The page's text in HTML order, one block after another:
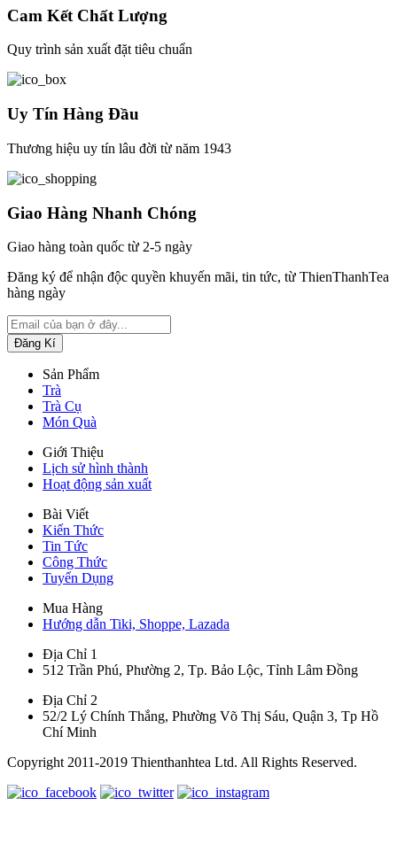
Cam Kết Chất Lượng
Quy trình sản xuất đặt tiêu chuẩn
Uy Tín Hàng Đầu
Thương hiệu uy tín lâu đời từ năm 1943
Giao Hàng Nhanh Chóng
Giao hàng toàn quốc từ 2-5 ngày
Đăng ký để nhận độc quyền khuyến mãi, tin tức, từ ThienThanhTea
hàng ngày
Sản Phẩm
Trà
Trà Cụ
Món Quà
Giới Thiệu
Lịch sử hình thành
Hoạt động sản xuất
Bài Viết
Kiến Thức
Tin Tức
Công Thức
Tuyển Dụng
Mua Hàng
Hướng dẫn Tiki, Shoppe, Lazada
Địa Chỉ 1
512 Trần Phú, Phường 2, Tp. Bảo Lộc, Tỉnh Lâm Đồng
Địa Chỉ 2
52/2 Lý Chính Thắng, Phường Võ Thị Sáu, Quận 3, Tp Hồ
Chí Minh
Copyright 2011-2019 Thienthanhtea Ltd. All Rights Reserved.